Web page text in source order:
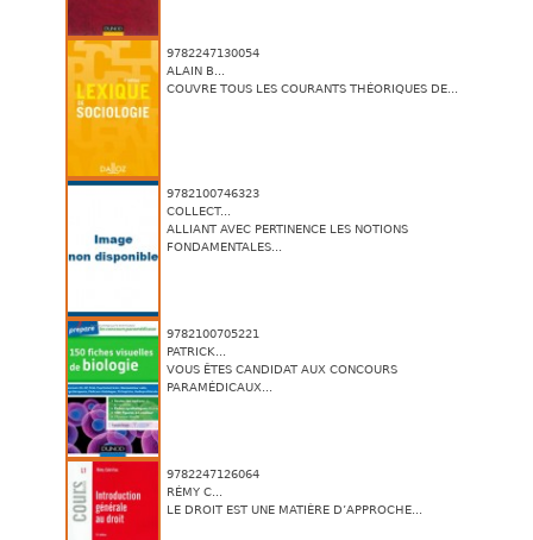
9782247130054
ALAIN B...
COUVRE TOUS LES COURANTS THÉORIQUES DE...
9782100746323
COLLECT...
ALLIANT AVEC PERTINENCE LES NOTIONS
FONDAMENTALES...
9782100705221
PATRICK...
VOUS ÊTES CANDIDAT AUX CONCOURS
PARAMÉDICAUX...
9782247126064
RÉMY C...
LE DROIT EST UNE MATIÈRE D’APPROCHE...